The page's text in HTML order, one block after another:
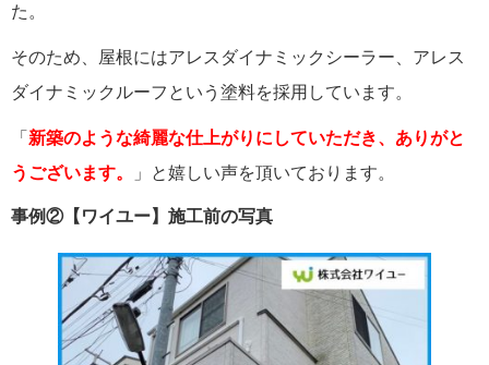
た。
そのため、屋根にはアレスダイナミックシーラー、アレス
ダイナミックルーフという塗料を採用しています。
「 新築のような綺麗な仕上がりにしていただき、ありがと
うございます。
」と嬉しい声を頂いております。
事例②【ワイユー】施工前の写真